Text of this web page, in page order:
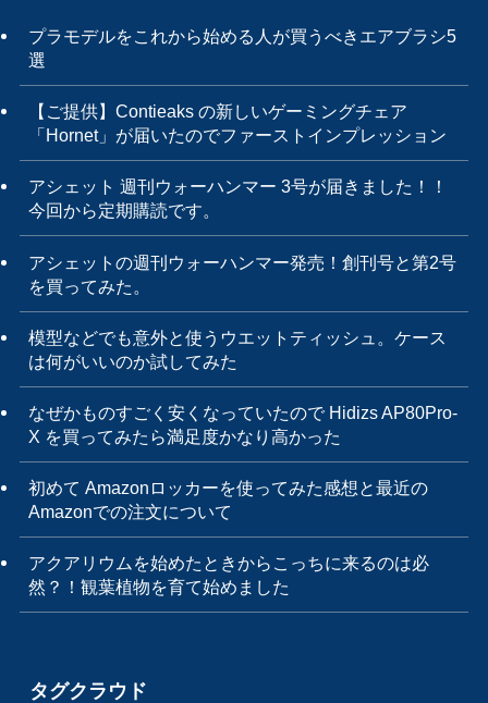
プラモデルをこれから始める人が買うべきエアブラシ5
選
【ご提供】Contieaks の新しいゲーミングチェア
「Hornet」が届いたのでファーストインプレッション
アシェット 週刊ウォーハンマー 3号が届きました！！
今回から定期購読です。
アシェットの週刊ウォーハンマー発売！創刊号と第2号
を買ってみた。
模型などでも意外と使うウエットティッシュ。ケース
は何がいいのか試してみた
なぜかものすごく安くなっていたので Hidizs AP80Pro-
X を買ってみたら満足度かなり高かった
初めて Amazonロッカーを使ってみた感想と最近の
Amazonでの注文について
アクアリウムを始めたときからこっちに来るのは必
然？！観葉植物を育て始めました
タグクラウド